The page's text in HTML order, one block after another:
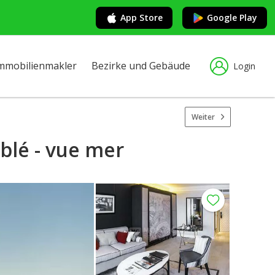
App Store Google Play
Bezirke und Gebäude Login
Weiter
- vue mer